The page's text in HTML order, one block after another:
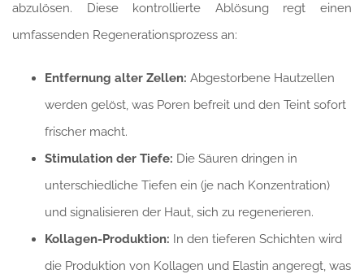
abzulösen. Diese kontrollierte Ablösung regt einen
umfassenden Regenerationsprozess an:
Entfernung alter Zellen: Abgestorbene Hautzellen
werden gelöst, was Poren befreit und den Teint sofort
frischer macht.
Stimulation der Tiefe: Die Säuren dringen in
unterschiedliche Tiefen ein (je nach Konzentration)
und signalisieren der Haut, sich zu regenerieren.
Kollagen-Produktion: In den tieferen Schichten wird
die Produktion von Kollagen und Elastin angeregt, was